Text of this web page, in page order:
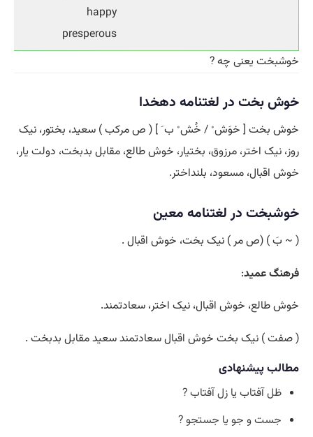
happy
presperous
خوشبخت یعنی چه ?
خوش بخت در لغتنامه دهخدا
خوش بخت [ خوَش ْ / خُش ْ ب َ ] ( ص مرکب ) سعید، بختور، نیک
روز، نیک اختر، مرزوق، بختیار، خوش طالع، مقابل بدبخت، دولت یار،
خوش اقبال، مسعود، بلنداختر.
خوشبخت در لغتنامه معین
( ~ بَ ) (ص مر ) نیک بخت، خوش اقبال .
فرهنگ عمید:
خوش طالع، خوش اقبال، نیک اختر، سعادتمند.
( صفت ) نیک بخت خوش اقبال سعادتمند سعید مقابل بدبخت .
مطالب پیشنهادی
ظل آفتاب یا زل آفتاب ?
جست و جو یا جستجو ?